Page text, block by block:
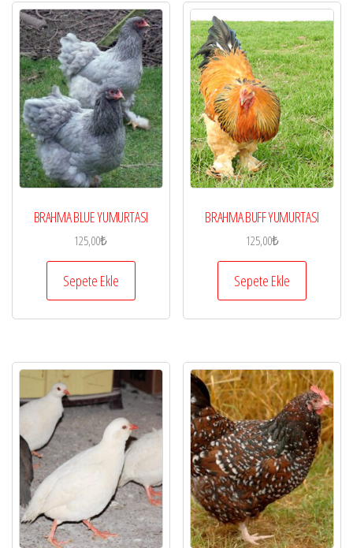
BRAHMA BLUE YUMURTASI
125,00₺
Sepete Ekle
BRAHMA BUFF YUMURTASI
125,00₺
Sepete Ekle